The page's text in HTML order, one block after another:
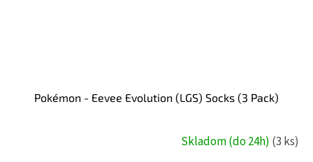
Pokémon - Eevee Evolution (LGS) Socks (3 Pack)
Skladom (do 24h) (3 ks)